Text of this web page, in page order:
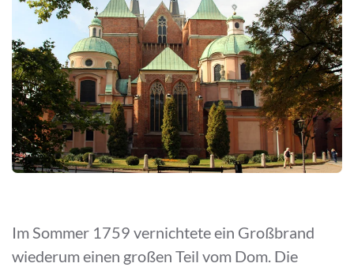
Im Sommer 1759 vernichtete ein Großbrand
wiederum einen großen Teil vom Dom. Die